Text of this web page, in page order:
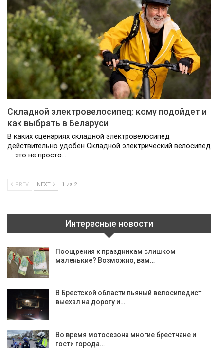
Складной электровелосипед: кому подойдет и
как выбрать в Беларуси
В каких сценариях складной электровелосипед
действительно удобен Складной электрический велосипед
— это не просто…
PREV NEXT 1 из 2
Интересные новости
Поощрения к праздникам слишком
маленькие? Возможно, вам…
В Брестской области пьяный велосипедист
выехал на дорогу и…
Во время мотосезона многие брестчане и
гости города…